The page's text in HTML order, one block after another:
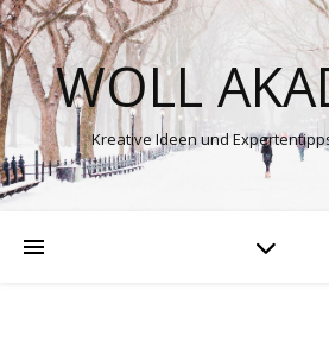
WOLL
Kreative Ideen und